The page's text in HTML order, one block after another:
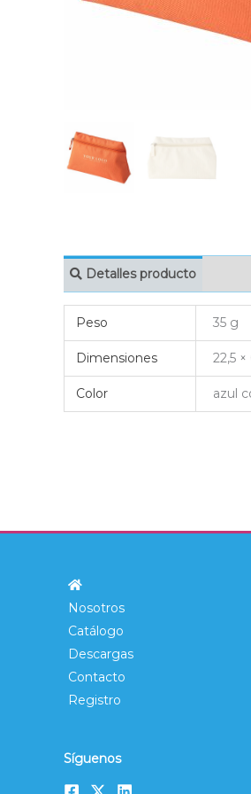
Detalles producto
Peso 35 g
Dimensiones 22,5
Color azul
Nosotros
Catálogo
Descargas
Contacto
Registro
Síguenos